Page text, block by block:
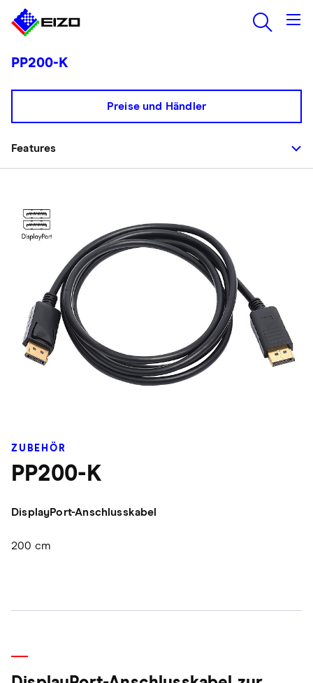
PP200-K
Features
Preise und Händler
ZUBEHÖR
PP200-K
DisplayPort-Anschlusskabel
200 cm